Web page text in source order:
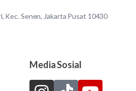
Kec. Senen, Jakarta Pusat 10430
Media Sosial